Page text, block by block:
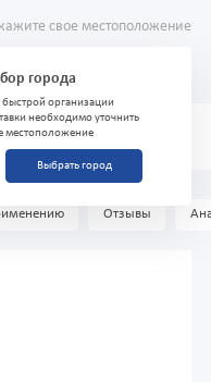
свое местоположение
города
организации
необходимо уточнить
местоположение
Выбрать город
Отзывы